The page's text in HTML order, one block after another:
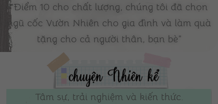
"Điểm 10 cho chất lượng, chúng tôi đã chọn
ngũ cốc Vườn Nhiên cho gia đình và làm quà
tặng cho cả người thân, bạn bè”
Tâm sự, trải nghiệm và kiến thức.